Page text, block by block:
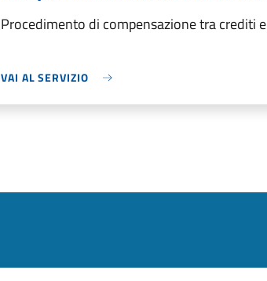
Procedimento di compensazione tra crediti
VAI AL SERVIZIO